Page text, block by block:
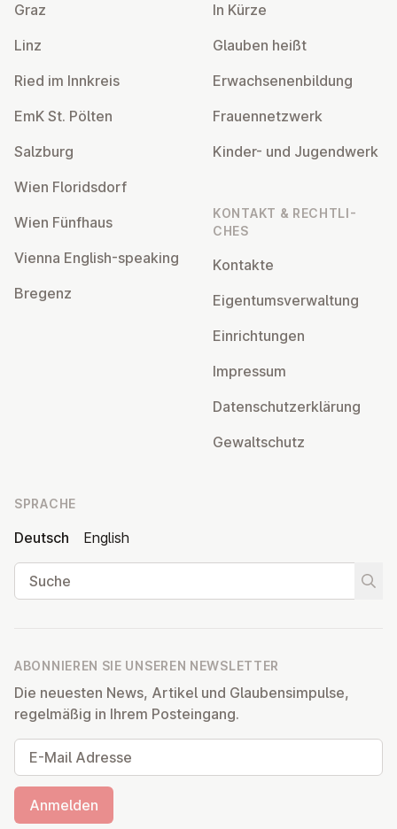
Graz
Linz
Ried im Innkreis
EmK St. Pölten
Salzburg
Wien Flo­rids­dorf
Wien Fünfhaus
Vienna English-speaking
Bregenz
In Kürze
Glauben heißt
Er­wach­se­nen­bil­dung
Frau­en­netz­werk
Kinder- und Ju­gend­werk
KONTAKT & RECHT­LI­
CHES
Kontakte
Ei­gen­tums­ver­wal­tung
Ein­rich­tun­gen
Impressum
Da­ten­schutz­er­klä­rung
Ge­walt­schutz
SPRACHE
Deutsch
English
Suche
ABONNIEREN SIE UNSEREN NEWSLETTER
Die neuesten News, Artikel und Glaubensimpulse,
regelmäßig in Ihrem Posteingang.
E-Mail Adresse
Anmelden